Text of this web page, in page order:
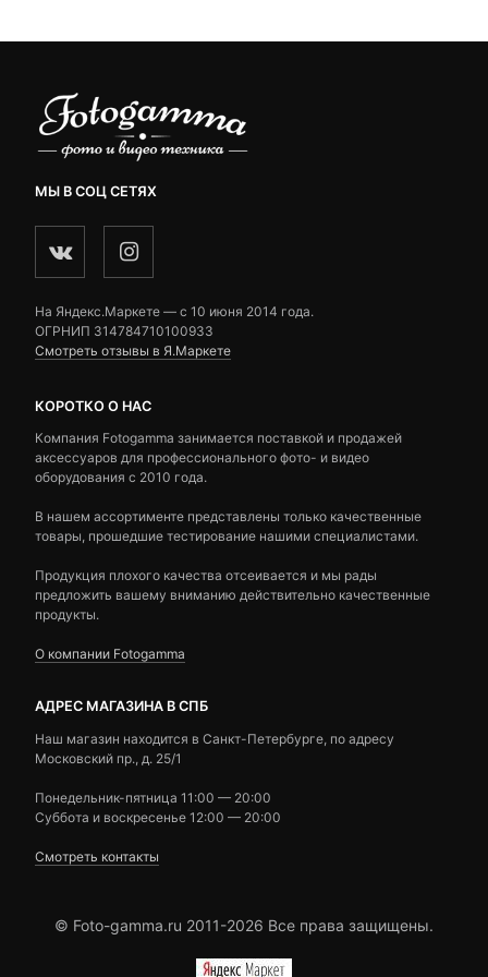
МЫ В СОЦ СЕТЯХ
На Яндекс.Маркете — c 10 июня 2014 года.
ОГРНИП 314784710100933
Смотреть отзывы в Я.Маркете
КОРОТКО О НАС
Компания Fotogamma занимается поставкой и продажей
аксессуаров для профессионального фото- и видео
оборудования с 2010 года.
В нашем ассортименте представлены только качественные
товары, прошедшие тестирование нашими специалистами.
Продукция плохого качества отсеивается и мы рады
предложить вашему вниманию действительно качественные
продукты.
О компании Fotogamma
АДРЕС МАГАЗИНА В СПБ
Наш магазин находится в Санкт-Петербурге, по адресу
Московский пр., д. 25/1
Понедельник-пятница 11:00 — 20:00
Суббота и воскресенье 12:00 — 20:00
Смотреть контакты
© Foto-gamma.ru 2011-2026 Все права защищены.